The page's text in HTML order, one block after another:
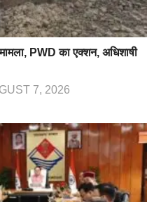
PWD का एक्शन, अधिशाषी
7, 2026